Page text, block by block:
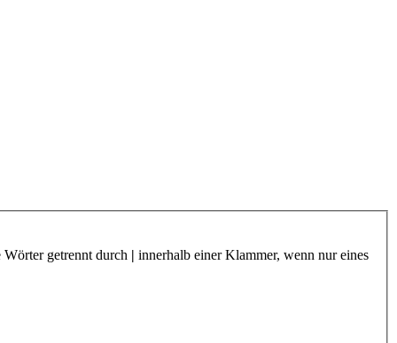
getrennt durch | innerhalb einer Klammer, wenn nur eines